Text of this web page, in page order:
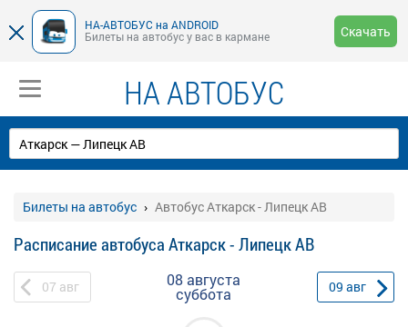
НА-АВТОБУС на ANDROID
Билеты на автобус у вас в кармане
Скачать
НА АВТОБУС
Билеты на автобус Автобус Аткарск - Липецк АВ
Расписание автобуса Аткарск - Липецк АВ
07 авг 08 августа
суббота 09 авг